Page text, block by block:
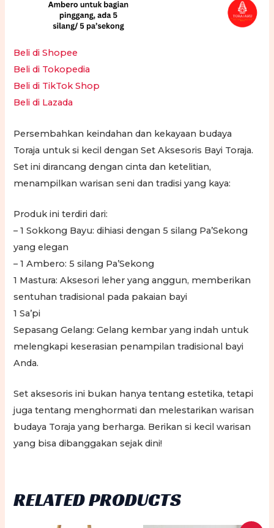
Beli di Shopee
Beli di Tokopedia
Beli di TikTok Shop
Beli di Lazada
Persembahkan keindahan dan kekayaan budaya
Toraja untuk si kecil dengan Set Aksesoris Bayi Toraja.
Set ini dirancang dengan cinta dan ketelitian,
menampilkan warisan seni dan tradisi yang kaya:
Produk ini terdiri dari:
– 1 Sokkong Bayu: dihiasi dengan 5 silang Pa’Sekong
yang elegan
– 1 Ambero: 5 silang Pa’Sekong
1 Mastura: Aksesori leher yang anggun, memberikan
sentuhan tradisional pada pakaian bayi
1 Sa’pi
Sepasang Gelang: Gelang kembar yang indah untuk
melengkapi keserasian penampilan tradisional bayi
Anda.
Set aksesoris ini bukan hanya tentang estetika, tetapi
juga tentang menghormati dan melestarikan warisan
budaya Toraja yang berharga. Berikan si kecil warisan
yang bisa dibanggakan sejak dini!
RELATED PRODUCTS